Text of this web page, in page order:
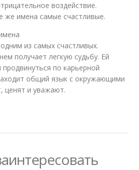
воздействие.
же имена самые счастливые.
из самых счастливых.
получает легкую судьбу. Ей
по карьерной
общий язык с окружающими
ценят и уважают.